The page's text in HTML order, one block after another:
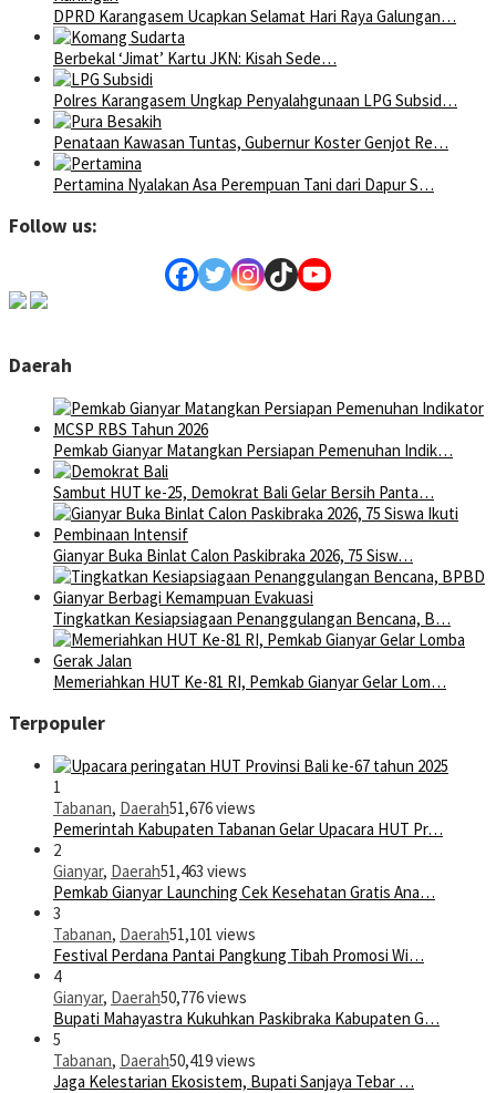
DPRD Karangasem Ucapkan Selamat Hari Raya Galungan…
Berbekal ‘Jimat’ Kartu JKN: Kisah Sede…
Polres Karangasem Ungkap Penyalahgunaan LPG Subsid…
Penataan Kawasan Tuntas, Gubernur Koster Genjot Re…
Pertamina Nyalakan Asa Perempuan Tani dari Dapur S…
Follow us:
Daerah
Pemkab Gianyar Matangkan Persiapan Pemenuhan Indik…
Sambut HUT ke-25, Demokrat Bali Gelar Bersih Panta…
Gianyar Buka Binlat Calon Paskibraka 2026, 75 Sisw…
Tingkatkan Kesiapsiagaan Penanggulangan Bencana, B…
Memeriahkan HUT Ke-81 RI, Pemkab Gianyar Gelar Lom…
Terpopuler
1
Tabanan, Daerah51,676 views
Pemerintah Kabupaten Tabanan Gelar Upacara HUT Pr…
2
Gianyar, Daerah51,463 views
Pemkab Gianyar Launching Cek Kesehatan Gratis Ana…
3
Tabanan, Daerah51,101 views
Festival Perdana Pantai Pangkung Tibah Promosi Wi…
4
Gianyar, Daerah50,776 views
Bupati Mahayastra Kukuhkan Paskibraka Kabupaten G…
5
Tabanan, Daerah50,419 views
Jaga Kelestarian Ekosistem, Bupati Sanjaya Tebar …